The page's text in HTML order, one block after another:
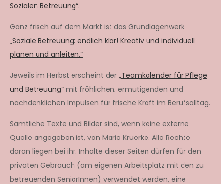
Sozialen Betreuung“.
Ganz frisch auf dem Markt ist das Grundlagenwerk
„Soziale Betreuung: endlich klar! Kreativ und individuell
planen und anleiten.“
Jeweils im Herbst erscheint der „Teamkalender für Pflege
und Betreuung“ mit fröhlichen, ermutigenden und
nachdenklichen Impulsen für frische Kraft im Berufsalltag.
Sämtliche Texte und Bilder sind, wenn keine externe
Quelle angegeben ist, von Marie Krüerke. Alle Rechte
daran liegen bei ihr. Inhalte dieser Seiten dürfen für den
privaten Gebrauch (am eigenen Arbeitsplatz mit den zu
betreuenden SeniorInnen) verwendet werden, eine